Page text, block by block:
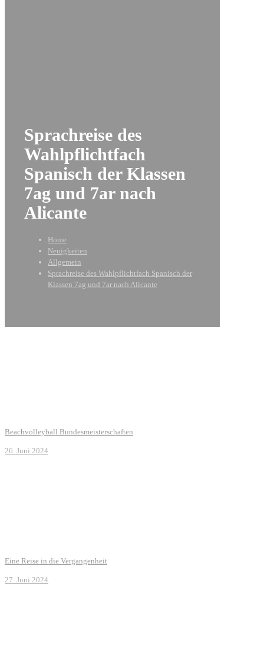
Sprachreise des
Wahlpflichtfach
Spanisch der Klassen
7ag und 7ar nach
Alicante
Home
Neuigkeiten
Allgemein
Sprachreise des Wahlpflichtfach Spanisch der
Klassen 7ag und 7ar nach Alicante
Beachvolleyball Bundesmeisterschaften
26. Juni 2024
Eine Reise in die Vergangenheit
27. Juni 2024